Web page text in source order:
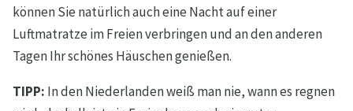
können Sie natürlich auch eine Nacht auf einer
Luftmatratze im Freien verbringen und an den anderen
Tagen Ihr schönes Häuschen genießen.
TIPP: In den Niederlanden weiß man nie, wann es regnen